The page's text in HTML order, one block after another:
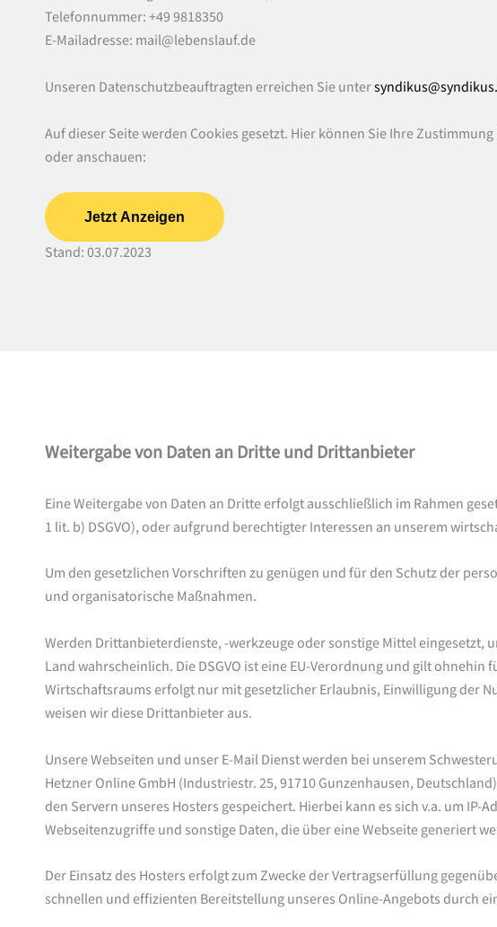
Telefonnummer: +49 9818350
E-Mailadresse: mail@lebenslauf.de
Unseren Datenschutzbeauftragten erreichen Sie unter
Auf dieser Seite werden Cookies gesetzt. Hier können Sie Ihre
oder anschauen:
Jetzt Anzeigen
Stand: 03.07.2023
Weitergabe von Daten an Dritte und Drittanbieter
Eine Weitergabe von Daten an Dritte erfolgt ausschließlich im Rahmen
1 lit. b) DSGVO), oder aufgrund berechtigter Interessen an unserem
Um den gesetzlichen Vorschriften zu genügen und für den Schutz der
und organisatorische Maßnahmen.
Werden Drittanbieterdienste, -werkzeuge oder sonstige Mittel eingesetzt,
Land wahrscheinlich. Die DSGVO ist eine EU-Verordnung und gilt
Wirtschaftsraums erfolgt nur mit gesetzlicher Erlaubnis, Einwilligung der
weisen wir diese Drittanbieter aus.
Unsere Webseiten und unser E-Mail Dienst werden bei unserem
Hetzner Online GmbH (Industriestr. 25, 91710 Gunzenhausen,
den Servern unseres Hosters gespeichert. Hierbei kann es sich v.a. um
Webseitenzugriffe und sonstige Daten, die über eine Webseite generiert
Der Einsatz des Hosters erfolgt zum Zwecke der Vertragserfüllung
schnellen und effizienten Bereitstellung unseres Online-Angebots durch